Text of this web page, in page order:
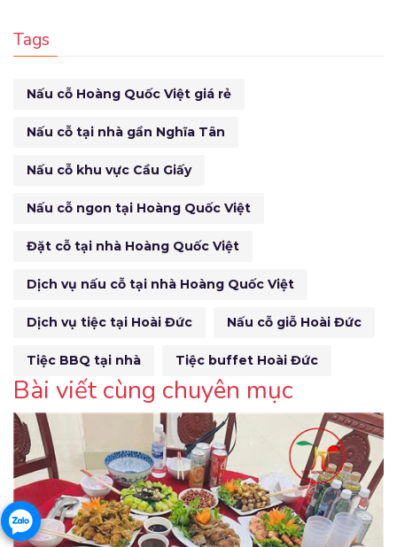
Tags
Nấu cỗ Hoàng Quốc Việt giá rẻ
Nấu cỗ tại nhà gần Nghĩa Tân
Nấu cỗ khu vực Cầu Giấy
Nấu cỗ ngon tại Hoàng Quốc Việt
Đặt cỗ tại nhà Hoàng Quốc Việt
Dịch vụ nấu cỗ tại nhà Hoàng Quốc Việt
Dịch vụ tiệc tại Hoài Đức Nấu cỗ giỗ Hoài Đức
Tiệc BBQ tại nhà Tiệc buffet Hoài Đức
Bài viết cùng chuyên mục